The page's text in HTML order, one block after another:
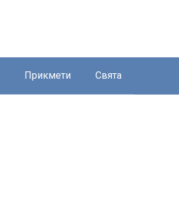
Прикмети Свята